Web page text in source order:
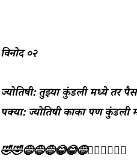
विनोद ०२
ज्योतिषी: तुझ्या कुंडली मध्ये तर
पक्या: ज्योतिषी काका पण
🤣🤣😅😅😅😂😂😅🤦‍♀️🤦‍♀️🤦‍♀️